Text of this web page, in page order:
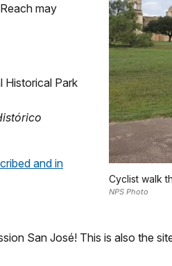
Cyclist walk
NPS Photo
may
Historical Park
and in
San José! This is also the